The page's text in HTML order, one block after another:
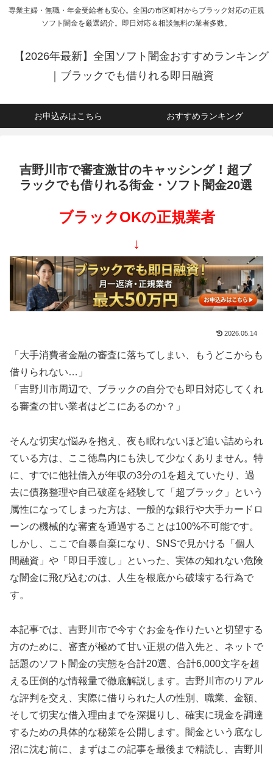
専業主婦・無職・年金受給者も安心。全国の市区町村からブラック対応の正規
ソフト闇金を厳選紹介。即日対応＆相談無料の業者多数。
【2026年最新】全国ソフト闇金おすすめランキング
｜ブラックでも借りれる即日融資
お申込みはこちら おすすめランキング
吉野川市で審査激甘のキャッシング！超ブ
ラックでも借りれる街金・ソフト闇金20選
ブラックOKの正規業者
↓
2026.05.14
「大手消費者金融の審査に落ちてしまい、もうどこからも
借りられない…」
「吉野川市周辺で、ブラックの自分でも即日対応してくれ
る審査の甘い業者はどこにあるのか？」
そんな切実な悩みを抱え、夜も眠れないほど追い詰められ
ている方は、ここ徳島内にも決して少なくありません。特
に、すでに他社借入が年収の3分の1を超えていたり、過
去に債務整理や自己破産を経験して「超ブラック」という
属性になってしまった方は、一般的な銀行や大手カードロ
ーンの機械的な審査を通過することは100%不可能です。
しかし、ここで自暴自棄になり、SNSで見かける「個人
間融資」や「即日手渡し」といった、実体の知れない危険
な闇金に飛び込むのは、人生を根底から破壊する行為で
す。
本記事では、吉野川市で今すぐお金を作りたいと切望する
方のために、審査が極めて甘い正規の借入先と、ネットで
話題のソフト闇金の実態を合計20選、合計6,000文字を超
える圧倒的な情報量で徹底解説します。吉野川市のリアル
な評判を交え、実際に借りられた人の性別、職業、金額、
そして切実な借入理由までを深掘りし、確実に現金を調達
するための具体的な秘策を公開します。闇金という底なし
沼に沈む前に、まずはこの記事を最後まで精読し、吉野川